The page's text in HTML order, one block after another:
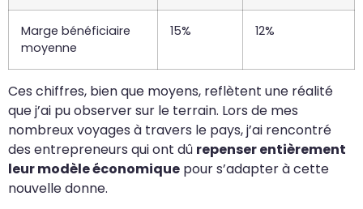
Marge bénéficiaire
moyenne
15% 12%
Ces chiffres, bien que moyens, reflètent une réalité
que j’ai pu observer sur le terrain. Lors de mes
nombreux voyages à travers le pays, j’ai rencontré
des entrepreneurs qui ont dû repenser entièrement
leur modèle économique pour s’adapter à cette
nouvelle donne.